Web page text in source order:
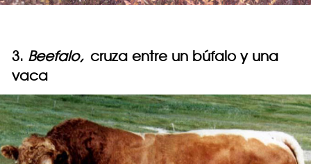
3. Beefalo, cruza entre un búfalo y una
vaca